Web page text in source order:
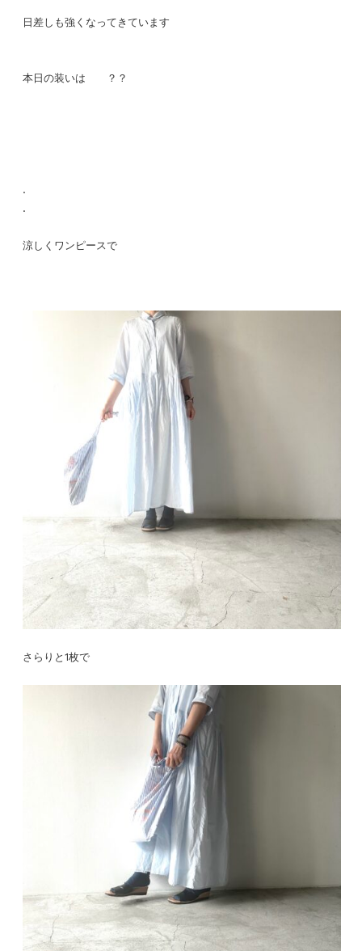
日差しも強くなってきています
本日の装いは ？？
.
.
涼しくワンピースで
さらりと1枚で